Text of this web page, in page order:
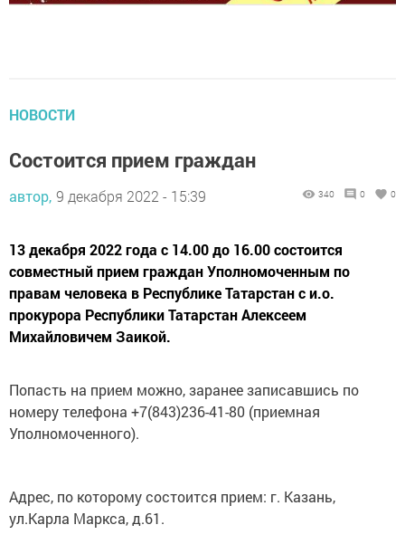
Состоится прием граждан
совместный прием граждан Уполномоченным по
правам человека в Республике Татарстан с и.о.
прокурора Республики Татарстан Алексеем
Михайловичем Заикой.
номеру телефона +7(843)236-41-80 (приемная
Уполномоченного).
ул.Карла Маркса, д.61.